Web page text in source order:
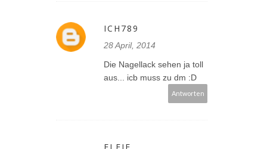
ICH789
28 April, 2014
Die Nagellack sehen ja toll
aus... icb muss zu dm :D
Antworten